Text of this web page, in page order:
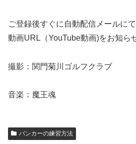
ご登録後すぐに自動配信メールにて
動画URL（YouTube動画)をお知ら
撮影：関門菊川ゴルフクラブ
音楽：魔王魂
バンカーの練習方法